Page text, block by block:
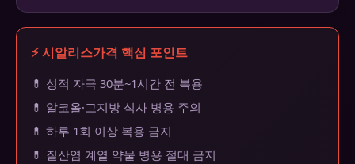
⚡ 시알리스가격 핵심 포인트
💊 성적 자극 30분~1시간 전 복용
💊 알코올·고지방 식사 병용 주의
💊 하루 1회 이상 복용 금지
💊 질산염 계열 약물 병용 절대 금지